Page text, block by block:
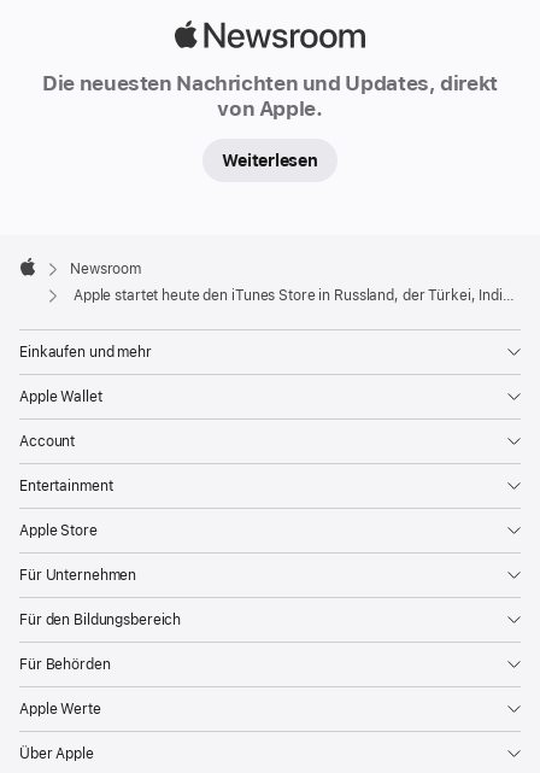
Die neuesten Nachrichten und Updates, direkt
von Apple.
Weiterlesen
Footer

Apple
Newsroom
Apple startet heute den iTunes Store in Russland, der Türkei, Indien, Südafrika & 52 weiteren Ländern
Einkaufen und mehr
Apple Wallet
Account
Entertainment
Apple Store
Für Unternehmen
Für den Bildungsbereich
Für Behörden
Apple Werte
Über Apple